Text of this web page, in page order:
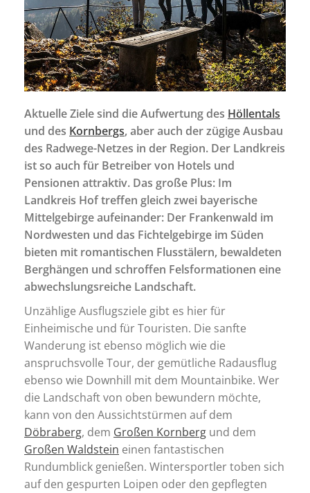
Aktuelle Ziele sind die Aufwertung des Höllentals
und des Kornbergs, aber auch der zügige Ausbau
des Radwege-Netzes in der Region. Der Landkreis
ist so auch für Betreiber von Hotels und
Pensionen attraktiv. Das große Plus: Im
Landkreis Hof treffen gleich zwei bayerische
Mittelgebirge aufeinander: Der Frankenwald im
Nordwesten und das Fichtelgebirge im Süden
bieten mit romantischen Flusstälern, bewaldeten
Berghängen und schroffen Felsformationen eine
abwechslungsreiche Landschaft.
Unzählige Ausflugsziele gibt es hier für
Einheimische und für Touristen. Die sanfte
Wanderung ist ebenso möglich wie die
anspruchsvolle Tour, der gemütliche Radausflug
ebenso wie Downhill mit dem Mountainbike. Wer
die Landschaft von oben bewundern möchte,
kann von den Aussichtstürmen auf dem
Döbraberg, dem Großen Kornberg und dem
Großen Waldstein einen fantastischen
Rundumblick genießen. Wintersportler toben sich
auf den gespurten Loipen oder den gepflegten